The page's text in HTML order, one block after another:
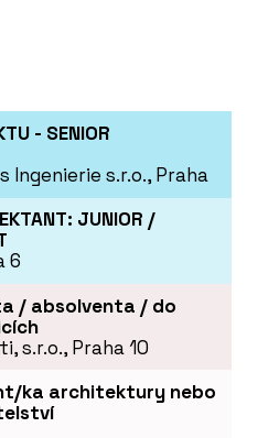
- SENIOR
Ingenierie s.r.o., Praha
JUNIOR /
6
/ absolventa / do
s.r.o., Praha 10
ka architektury nebo